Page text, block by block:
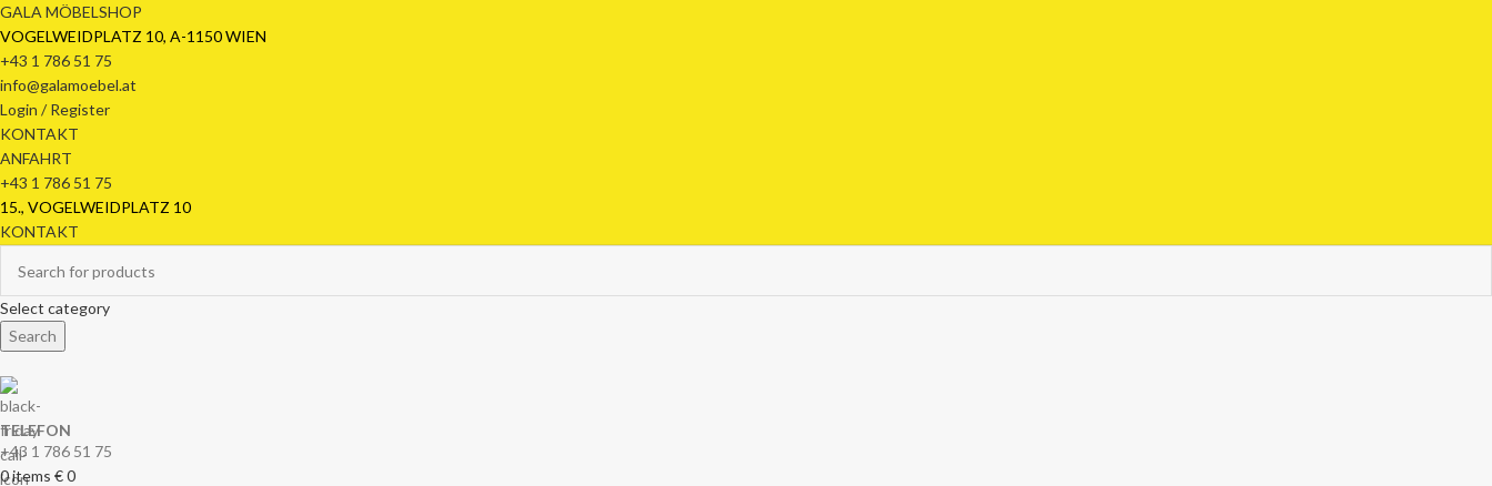
GALA MÖBELSHOP
VOGELWEIDPLATZ 10, A-1150 WIEN
+43 1 786 51 75
info@galamoebel.at
Login / Register
KONTAKT
ANFAHRT
+43 1 786 51 75
15., VOGELWEIDPLATZ 10
KONTAKT
Select category
Search
TELEFON
+43 1 786 51 75
0items €0